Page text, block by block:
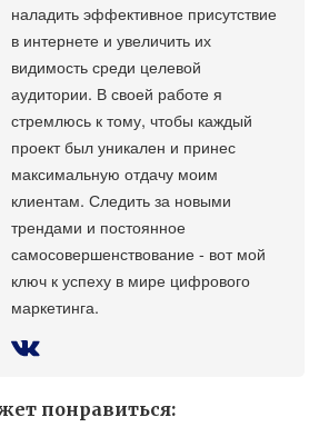
наладить эффективное присутствие
в интернете и увеличить их
видимость среди целевой
аудитории. В своей работе я
стремлюсь к тому, чтобы каждый
проект был уникален и принес
максимальную отдачу моим
клиентам. Следить за новыми
трендами и постоянное
самосовершенствование - вот мой
ключ к успеху в мире цифрового
маркетинга.
понравиться: